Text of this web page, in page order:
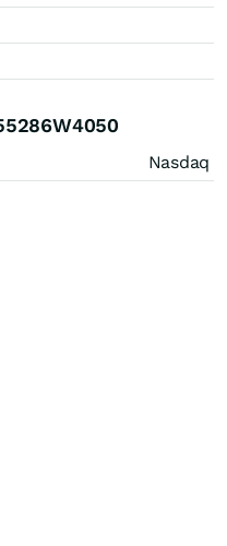
Nasdaq